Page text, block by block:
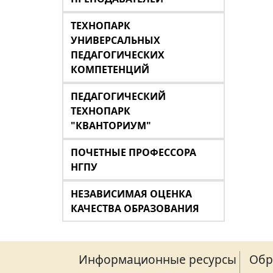
ТЕХНОПАРК
УНИВЕРСАЛЬНЫХ
ПЕДАГОГИЧЕСКИХ
КОМПЕТЕНЦИЙ
ПЕДАГОГИЧЕСКИЙ
ТЕХНОПАРК
"КВАНТОРИУМ"
ПОЧЕТНЫЕ ПРОФЕССОРА
НГПУ
НЕЗАВИСИМАЯ ОЦЕНКА
КАЧЕСТВА ОБРАЗОВАНИЯ
Информационные ресурсы